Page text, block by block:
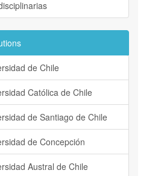
de Chile
Católica de Chile
de Santiago de Chile
de Concepción
Austral de Chile